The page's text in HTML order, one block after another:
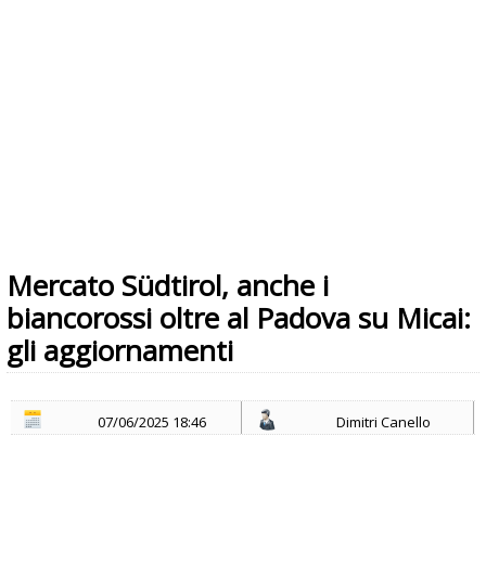
Mercato Südtirol, anche i
biancorossi oltre al Padova su Micai:
gli aggiornamenti
07/06/2025 18:46 Dimitri Canello